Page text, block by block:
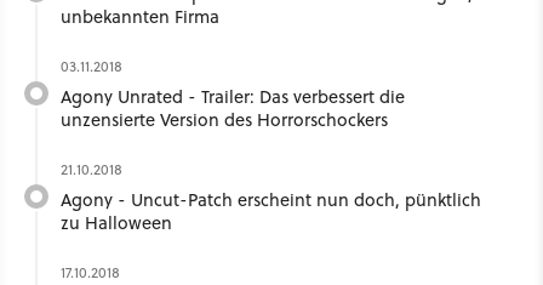
unbekannten Firma
03.11.2018
Agony Unrated - Trailer: Das verbessert die
unzensierte Version des Horrorschockers
21.10.2018
Agony - Uncut-Patch erscheint nun doch, pünktlich
zu Halloween
17.10.2018